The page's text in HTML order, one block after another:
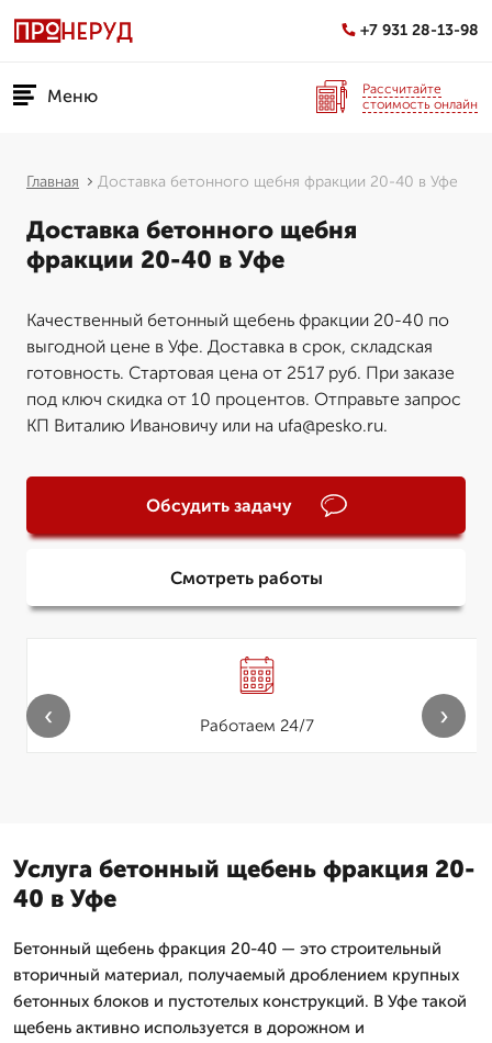
+7 931 28-13-98
Меню
Рассчитайте
стоимость онлайн
Главная Доставка бетонного щебня фракции 20-40 в Уфе
Доставка бетонного щебня
фракции 20-40 в Уфе
Качественный бетонный щебень фракции 20-40 по
выгодной цене в Уфе. Доставка в срок, складская
готовность. Стартовая цена от 2517 руб. При заказе
под ключ скидка от 10 процентов. Отправьте запрос
КП Виталию Ивановичу или на ufa@pesko.ru.
Обсудить задачу
Смотреть работы
Работаем 24/7
‹ ›
Услуга бетонный щебень фракция 20-
40 в Уфе
Бетонный щебень фракция 20-40 — это строительный
вторичный материал, получаемый дроблением крупных
бетонных блоков и пустотелых конструкций. В Уфе такой
щебень активно используется в дорожном и